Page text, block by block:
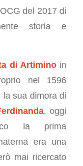
del 2017 di
storia e
di Artimino in
nel 1596
la sua dimora di
, oggi
la prima
era una
mai ricercato